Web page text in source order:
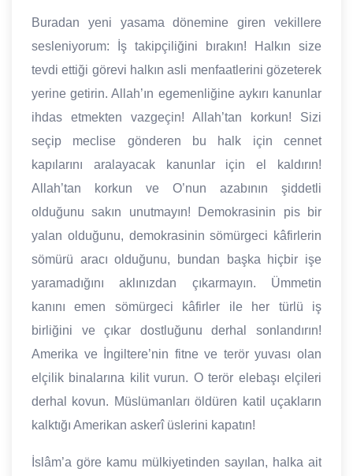
Buradan yeni yasama dönemine giren vekillere
sesleniyorum: İş takipçiliğini bırakın! Halkın size
tevdi ettiği görevi halkın asli menfaatlerini gözeterek
yerine getirin. Allah’ın egemenliğine aykırı kanunlar
ihdas etmekten vazgeçin! Allah’tan korkun! Sizi
seçip meclise gönderen bu halk için cennet
kapılarını aralayacak kanunlar için el kaldırın!
Allah’tan korkun ve O’nun azabının şiddetli
olduğunu sakın unutmayın! Demokrasinin pis bir
yalan olduğunu, demokrasinin sömürgeci kâfirlerin
sömürü aracı olduğunu, bundan başka hiçbir işe
yaramadığını aklınızdan çıkarmayın. Ümmetin
kanını emen sömürgeci kâfirler ile her türlü iş
birliğini ve çıkar dostluğunu derhal sonlandırın!
Amerika ve İngiltere’nin fitne ve terör yuvası olan
elçilik binalarına kilit vurun. O terör elebaşı elçileri
derhal kovun. Müslümanları öldüren katil uçakların
kalktığı Amerikan askerî üslerini kapatın!
İslâm’a göre kamu mülkiyetinden sayılan, halka ait